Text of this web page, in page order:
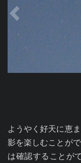
ようやく好天に恵
影を楽しむことが
は確認することが